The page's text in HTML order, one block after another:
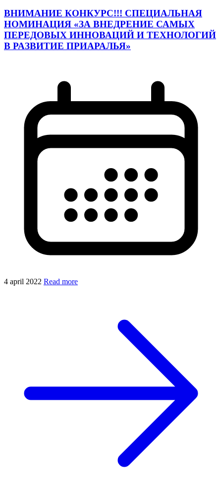
ВНИМАНИЕ КОНКУРС!!! СПЕЦИАЛЬНАЯ
НОМИНАЦИЯ «ЗА ВНЕДРЕНИЕ САМЫХ
ПЕРЕДОВЫХ ИННОВАЦИЙ И ТЕХНОЛОГИЙ
В РАЗВИТИЕ ПРИАРАЛЬЯ»
4 april 2022 Read more